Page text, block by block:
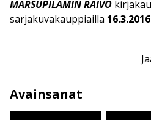
MARSUPILAMIN RAIVO
sarjakuvakauppiailla
Avainsanat